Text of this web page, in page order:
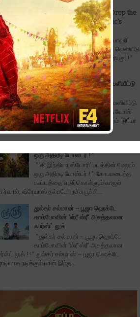
The Wait is Over: Makers Drop the
Official Music Video of Toxic's
'Tabaahi
*‘டாக்ஸிக்‘ திரைப்படத்தின் ‘தபாஹி’
அதிகாரப்பூர்வ மியூசிக் வீடியோ வெளியீடு
நீண்டநாள் எதிர்பார்ப்பு நிறைவேறியது !*
Mind...
*‘அன்பே டயானா’ டிரெய்லர் வெளியீட்டு
விழா
*‘அன்பே டயானா’ டிரெய்லர் வெளியீட்டு
விழா!!* ‘மில்லியன் டாலர் ஸ்டுடியோஸ்’
(Million Dollar Studios) மற்றும் ‘நியோ
கிரியேஷன்ஸ்’ (Neo Ca...
ஒரு அதிரடி போஸ்டர் !*
*‘தி இந்தியா ஸ்டோரி’ படத்தின் மேலும்
ஒரு அதிரடி போஸ்டர் !* கோபமடைந்த
கூட்டத்தை எதிர்கொள்ளும் காஜல்
ஷ்ரேயாஸ் தல்படே! நச்சு பூச்சி...
துல்கர் சல்மான் – பூஜா ஹெக்டே
காம்போவின் ‘ஸ்ரீ ஸ்ரீ’ அசத்தலான
ஃபர்ஸ்ட் லுக்
*துல்கர் சல்மான் – பூஜா ஹெக்டே
காம்போவின் ‘ஸ்ரீ ஸ்ரீ’ அசத்தலான
லுக் !!* துல்கர் சல்மான் – பூஜா ஹெக்டே
நடிக்கும் பான் இந்த...